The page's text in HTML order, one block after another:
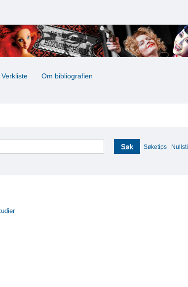
Verkliste Om bibliografien
Søk Søketips Nullstill